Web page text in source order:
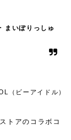
まいぽりっしゅ
（ビーアイドル）
トアのコラボコ